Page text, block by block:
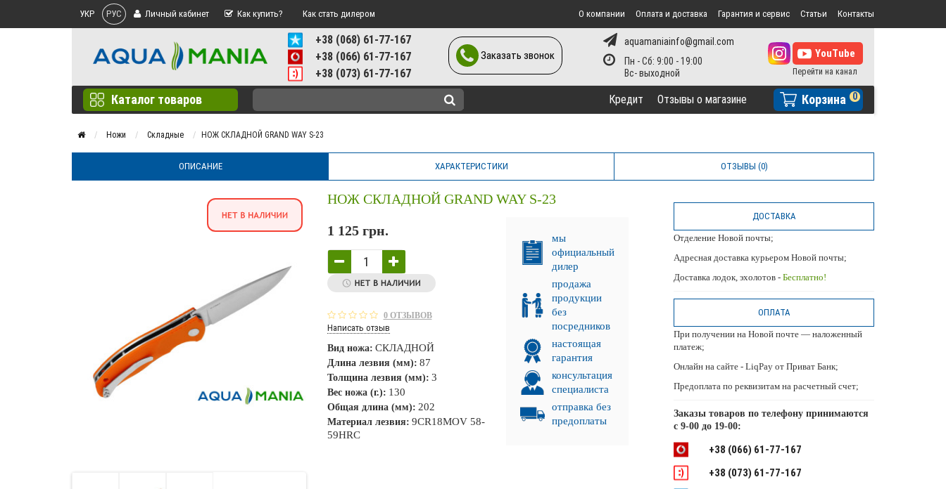
УКР РУС Личный кабинет Как купить? Как стать дилером О компании Оплата и доставка Гарантия и сервис Статьи Контакты
+38 (068) 61-77-167
+38 (066) 61-77-167
+38 (073) 61-77-167
Заказать звонок
aquamaniainfo@gmail.com
Пн - Сб: 9:00 - 19:00
Корзина 0
Кредит Отзывы о магазине
Каталог товаров
Ножи Складные НОЖ СКЛАДНОЙ GRAND WAY S-23
ОПИСАНИЕ ХАРАКТЕРИСТИКИ ОТЗЫВЫ (0)
НОЖ СКЛАДНОЙ GRAND WAY S-23
1 125 грн.
0 ОТЗЫВОВ
Написать отзыв
Вид ножа: СКЛАДНОЙ
Длина лезвия (мм): 87
Толщина лезвия (мм): 3
Вес ножа (г.): 130
Общая длина (мм): 202
Материал лезвия: 9CR18MOV 58-
59HRC
мы
официальный
дилер
продажа
продукции
без
посредников
настоящая
гарантия
консультация
специалиста
отправка без
предоплаты
ДОСТАВКА
Отделение Новой почты;
Адресная доставка курьером Новой почты;
Доставка лодок, эхолотов - Бесплатно!
ОПЛАТА
При получении на Новой почте — наложенный
платеж;
Онлайн на сайте - LiqPay от Приват Банк;
Предоплата по реквизитам на расчетный счет;
Заказы товаров по телефону принимаются
с 9-00 до 19-00:
+38 (066) 61-77-167
+38 (073) 61-77-167